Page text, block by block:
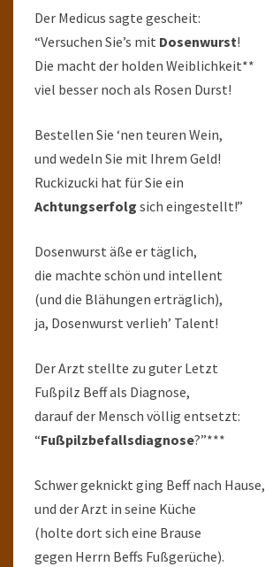
Der Medicus sagte gescheit:
“Versuchen Sie’s mit Dosenwurst!
Die macht der holden Weiblichkeit**
viel besser noch als Rosen Durst!
Bestellen Sie ‘nen teuren Wein,
und wedeln Sie mit Ihrem Geld!
Ruckizucki hat für Sie ein
Achtungserfolg sich eingestellt!”
Dosenwurst äße er täglich,
die machte schön und intellent
(und die Blähungen erträglich),
ja, Dosenwurst verlieh’ Talent!
Der Arzt stellte zu guter Letzt
Fußpilz Beff als Diagnose,
darauf der Mensch völlig entsetzt:
“Fußpilzbefallsdiagnose?”***
Schwer geknickt ging Beff nach Hause,
und der Arzt in seine Küche
(holte dort sich eine Brause
gegen Herrn Beffs Fußgerüche).